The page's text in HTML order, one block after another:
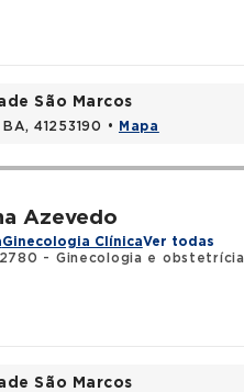
São Marcos
41253190 • Mapa
Azevedo
Ginecologia ClínicaVer todas
2780 - Ginecologia e obstetrícia
São Marcos